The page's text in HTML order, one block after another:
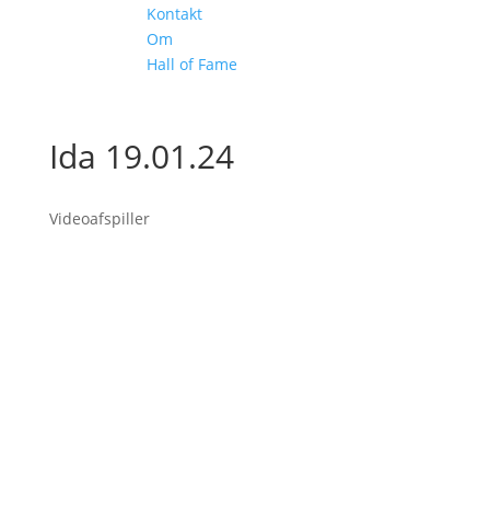
Kontakt
Om
Hall of Fame
Ida 19.01.24
Videoafspiller